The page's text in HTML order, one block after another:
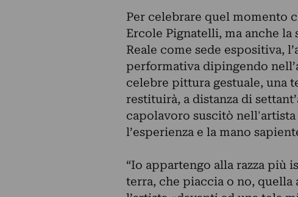
Per celebrare quel momento
Ercole Pignatelli, ma anche la
Reale come sede espositiva,
performativa dipingendo
celebre pittura gestuale, una
restituirà, a distanza di
capolavoro suscitò
l’esperienza e la mano
“Io appartengo alla razza più
terra, che piaccia o no, quella